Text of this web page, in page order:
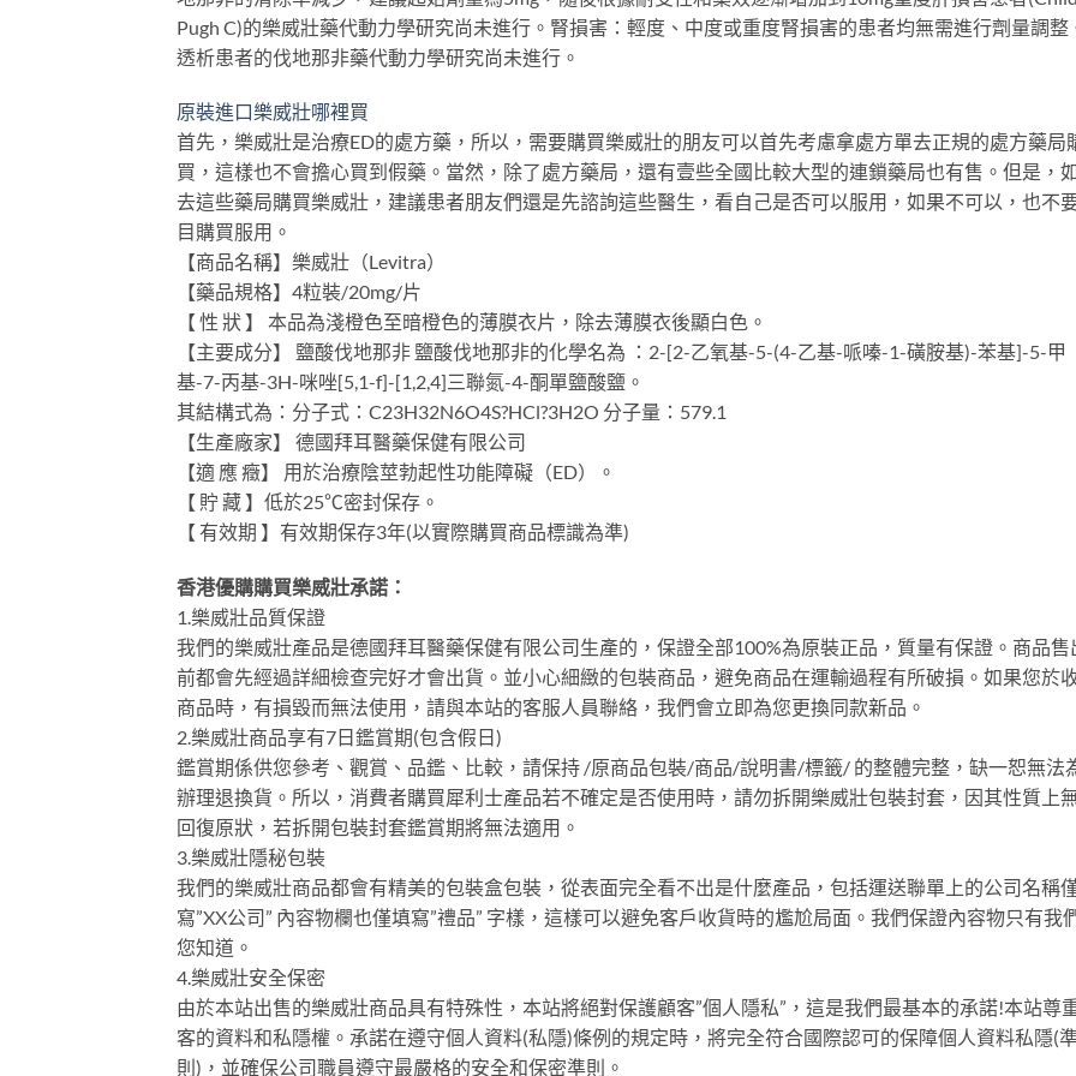
Pugh C)的樂威壯藥代動力學研究尚未進行。腎損害：輕度、中度或重度腎損害的患者均無需進行劑量調整
透析患者的伐地那非藥代動力學研究尚未進行。
原裝進口樂威壯哪裡買
首先，樂威壯是治療ED的處方藥，所以，需要購買樂威壯的朋友可以首先考慮拿處方單去正規的處方藥局
買，這樣也不會擔心買到假藥。當然，除了處方藥局，還有壹些全國比較大型的連鎖藥局也有售。但是，
去這些藥局購買樂威壯，建議患者朋友們還是先諮詢這些醫生，看自己是否可以服用，如果不可以，也不
目購買服用。
【商品名稱】樂威壯（Levitra）
【藥品規格】4粒裝/20mg/片
【 性 狀 】 本品為淺橙色至暗橙色的薄膜衣片，除去薄膜衣後顯白色。
【主要成分】 鹽酸伐地那非 鹽酸伐地那非的化學名為 ：2-[2-乙氧基-5-(4-乙基-哌嗪-1-磺胺基)-苯基]-5-甲
基-7-丙基-3H-咪唑[5,1-f]-[1,2,4]三聯氮-4-酮單鹽酸鹽。
其結構式為：分子式：C23H32N6O4S?HCl?3H2O 分子量：579.1
【生產廠家】 德國拜耳醫藥保健有限公司
【適 應 癥】 用於治療陰莖勃起性功能障礙（ED）。
【 貯 藏 】低於25℃密封保存。
【 有效期 】有效期保存3年(以實際購買商品標識為準)
香港優購購買樂威壯承諾：
1.樂威壯品質保證
我們的樂威壯產品是德國拜耳醫藥保健有限公司生產的，保證全部100%為原裝正品，質量有保證。商品售
前都會先經過詳細檢查完好才會出貨。並小心細緻的包裝商品，避免商品在運輸過程有所破損。如果您於
商品時，有損毀而無法使用，請與本站的客服人員聯絡，我們會立即為您更換同款新品。
2.樂威壯商品享有7日鑑賞期(包含假日)
鑑賞期係供您參考、觀賞、品鑑、比較，請保持 /原商品包裝/商品/說明書/標籤/ 的整體完整，缺一恕無法
辦理退換貨。所以，消費者購買犀利士產品若不確定是否使用時，請勿拆開樂威壯包裝封套，因其性質上
回復原狀，若拆開包裝封套鑑賞期將無法適用。
3.樂威壯隱秘包裝
我們的樂威壯商品都會有精美的包裝盒包裝，從表面完全看不出是什麼產品，包括運送聯單上的公司名稱
寫”XX公司” 內容物欄也僅填寫”禮品” 字樣，這樣可以避免客戶收貨時的尷尬局面。我們保證內容物只有我
您知道。
4.樂威壯安全保密
由於本站出售的樂威壯商品具有特殊性，本站將絕對保護顧客”個人隱私”，這是我們最基本的承諾!本站尊
客的資料和私隱權。承諾在遵守個人資料(私隱)條例的規定時，將完全符合國際認可的保障個人資料私隱(
則)，並確保公司職員遵守最嚴格的安全和保密準則。